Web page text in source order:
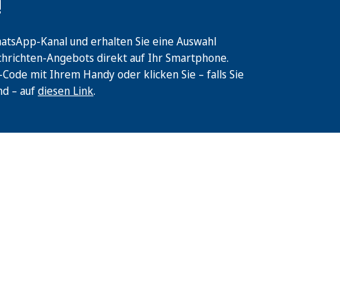
Kanal und erhalten Sie eine Auswahl
Angebots direkt auf Ihr Smartphone.
Code mit Ihrem Handy oder klicken Sie – falls Sie
– aufdiesen Link.